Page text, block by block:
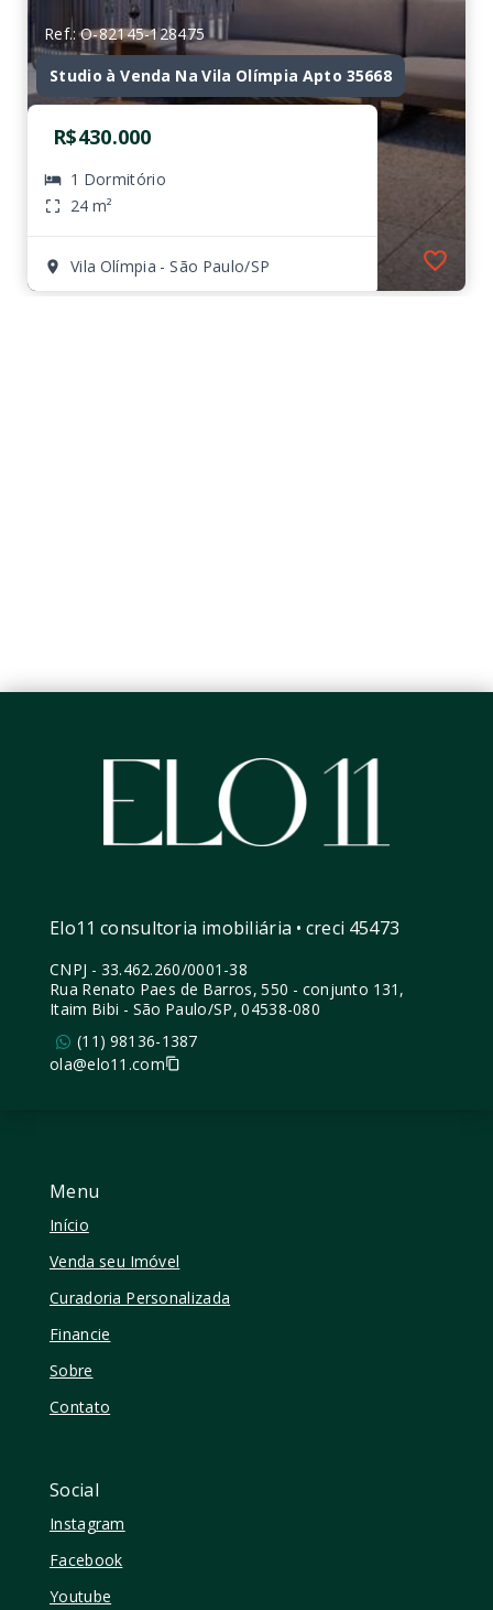
Ref.: O-82145-128475
Studio à Venda Na Vila Olímpia Apto 35668
R$430.000
1 Dormitório
24 m²
Vila Olímpia - São Paulo/SP
Menu
Início
Venda seu Imóvel
Curadoria Personalizada
Financie
Sobre
Contato
Social
Instagram
Facebook
Youtube
Elo11 consultoria imobiliária • creci 45473
CNPJ - 33.462.260/0001-38
Rua Renato Paes de Barros, 550 - conjunto 131,
Itaim Bibi - São Paulo/SP, 04538-080
(11) 98136-1387
ola@elo11.com